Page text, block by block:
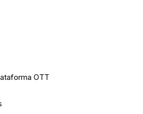
OTT